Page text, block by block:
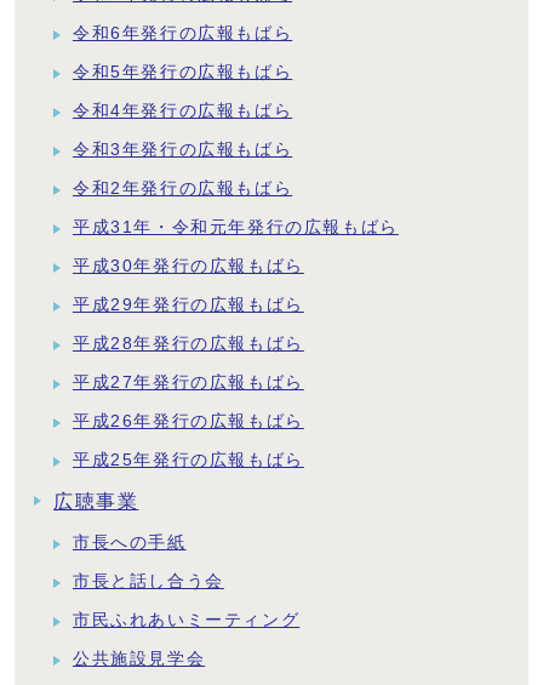
令和6年発行の広報もばら
令和5年発行の広報もばら
令和4年発行の広報もばら
令和3年発行の広報もばら
令和2年発行の広報もばら
平成31年・令和元年発行の広報もばら
平成30年発行の広報もばら
平成29年発行の広報もばら
平成28年発行の広報もばら
平成27年発行の広報もばら
平成26年発行の広報もばら
平成25年発行の広報もばら
広聴事業
市長への手紙
市長と話し合う会
市民ふれあいミーティング
公共施設見学会